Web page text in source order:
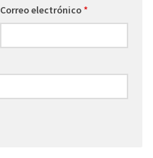
Correo electrónico*